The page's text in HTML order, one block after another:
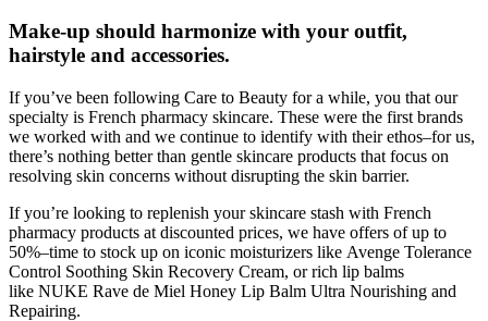
Make-up should harmonize with your outfit,
hairstyle and accessories.
If you’ve been following Care to Beauty for a while, you that our
specialty is French pharmacy skincare. These were the first brands
we worked with and we continue to identify with their ethos–for us,
there’s nothing better than gentle skincare products that focus on
resolving skin concerns without disrupting the skin barrier.
If you’re looking to replenish your skincare stash with French
pharmacy products at discounted prices, we have offers of up to
50%–time to stock up on iconic moisturizers like Avenge Tolerance
Control Soothing Skin Recovery Cream, or rich lip balms
like NUKE Rave de Miel Honey Lip Balm Ultra Nourishing and
Repairing.